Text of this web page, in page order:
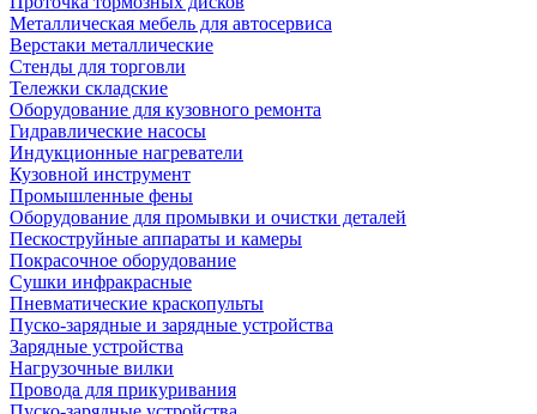
Металлическая мебель для автосервиса
Верстаки металлические
Стенды для торговли
Тележки складские
Оборудование для кузовного ремонта
Гидравлические насосы
Индукционные нагреватели
Кузовной инструмент
Промышленные фены
Оборудование для промывки и очистки деталей
Пескоструйные аппараты и камеры
Покрасочное оборудование
Сушки инфракрасные
Пневматические краскопульты
Пуско-зарядные и зарядные устройства
Зарядные устройства
Нагрузочные вилки
Провода для прикуривания